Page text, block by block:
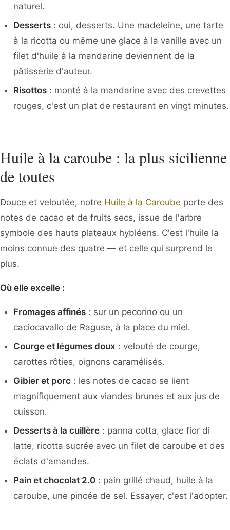
naturel.
Desserts: oui, desserts. Une madeleine, une tarte
à la ricotta ou même une glace à la vanille avec un
filet d'huile à la mandarine deviennent de la
pâtisserie d'auteur.
Risottos: monté à la mandarine avec des crevettes
rouges, c'est un plat de restaurant en vingt minutes.
Huile à la caroube : la plus sicilienne
de toutes
Douce et veloutée, notre Huile à la Caroube porte des
notes de cacao et de fruits secs, issue de l'arbre
symbole des hauts plateaux hybléens. C'est l'huile la
moins connue des quatre — et celle qui surprend le
plus.
Où elle excelle :
Fromages affinés: sur un pecorino ou un
caciocavallo de Raguse, à la place du miel.
Courge et légumes doux : velouté de courge,
carottes rôties, oignons caramélisés.
Gibier et porc : les notes de cacao se lient
magnifiquement aux viandes brunes et aux jus de
cuisson.
Desserts à la cuillère: panna cotta, glace fior di
latte, ricotta sucrée avec un filet de caroube et des
éclats d'amandes.
Pain et chocolat 2.0: pain grillé chaud, huile à la
caroube, une pincée de sel. Essayer, c'est l'adopter.